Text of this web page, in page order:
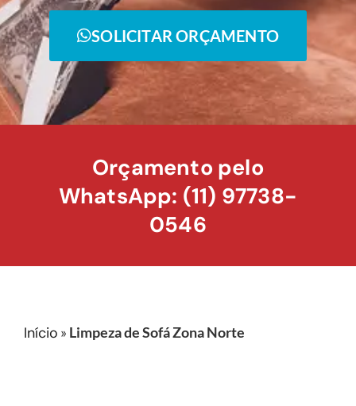
SOLICITAR ORÇAMENTO
Orçamento pelo
WhatsApp: (11) 97738-
0546
Início » Limpeza de Sofá Zona Norte